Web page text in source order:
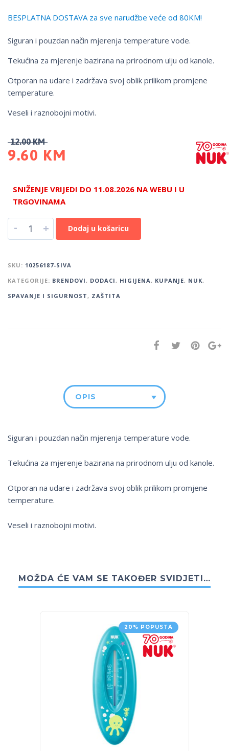
BESPLATNA DOSTAVA za sve narudžbe veće od 80KM!
Siguran i pouzdan način mjerenja temperature vode.
Tekućina za mjerenje bazirana na prirodnom ulju od kanole.
Otporan na udare i zadržava svoj oblik prilikom promjene
temperature.
Veseli i raznobojni motivi.
12.00KM
9.60 KM
SNIŽENJE VRIJEDI DO 11.08.2026 NA WEBU I U
TRGOVINAMA
- + Dodaj u košaricu
SKU: 10256187-SIVA
KATEGORIJE: BRENDOVI, DODACI, HIGIJENA, KUPANJE, NUK,
SPAVANJE I SIGURNOST, ZAŠTITA
OPIS
Siguran i pouzdan način mjerenja temperature vode.
Tekućina za mjerenje bazirana na prirodnom ulju od kanole.
Otporan na udare i zadržava svoj oblik prilikom promjene
temperature.
Veseli i raznobojni motivi.
MOŽDA ĆE VAM SE TAKOĐER SVIDJETI…
20% POPUSTA